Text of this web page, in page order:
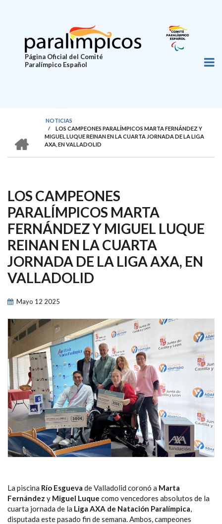
principal
Página Oficial del Comité
Paralímpico Español
SOBRESCRIBIR
ENLACES
A
LA
NAVEGACIÓN
NOTICIAS
/
LOS CAMPEONES PARALÍMPICOS MARTA FERNÁNDEZ Y
MIGUEL LUQUE REINAN EN LA CUARTA JORNADA DE LA LIGA
AXA, EN VALLADOLID
LOS CAMPEONES
PARALÍMPICOS MARTA
FERNÁNDEZ Y MIGUEL LUQUE
REINAN EN LA CUARTA
JORNADA DE LA LIGA AXA, EN
VALLADOLID
Mayo 12 2025
La piscina Río Esgueva de Valladolid coronó a Marta
Fernández y Miguel Luque como vencedores absolutos de la
cuarta jornada de la Liga AXA de Natación Paralímpica,
disputada este pasado fin de semana. Ambos, campeones